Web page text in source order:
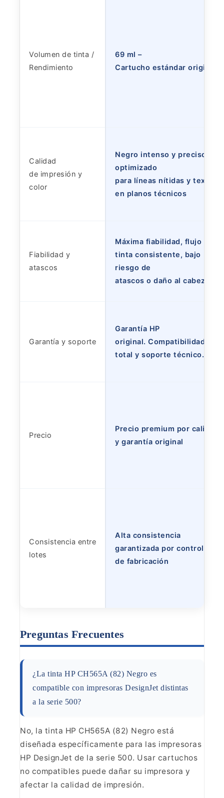
Volumen de tinta /
Rendimiento
69 ml –
Cartucho estándar original
Calidad
de impresión y
color
Negro intenso y preciso,
optimizado
para líneas nítidas y texto
en planos técnicos
Fiabilidad y
atascos
Máxima fiabilidad, flujo de
tinta consistente, bajo
riesgo de
atascos o daño al cabezal
Garantía y soporte
Garantía HP
original. Compatibilidad
total y soporte técnico.
Precio
Precio premium por calidad
y garantía original
Consistencia entre
lotes
Alta consistencia
garantizada por controles
de fabricación
Preguntas Frecuentes
¿La tinta HP CH565A (82) Negro es
compatible con impresoras DesignJet distintas
a la serie 500?
No, la tinta HP CH565A (82) Negro está
diseñada específicamente para las impresoras
HP DesignJet de la serie 500. Usar cartuchos
no compatibles puede dañar su impresora y
afectar la calidad de impresión.